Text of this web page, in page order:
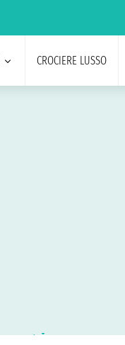
CROCIERE LUSSO